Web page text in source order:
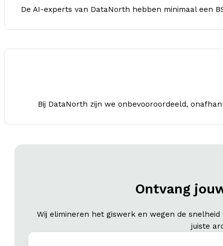
De AI-experts van DataNorth hebben minimaal een
Bij DataNorth zijn we onbevooroordeeld,
Ontvang
Wij elimineren het giswerk en wegen de
juiste